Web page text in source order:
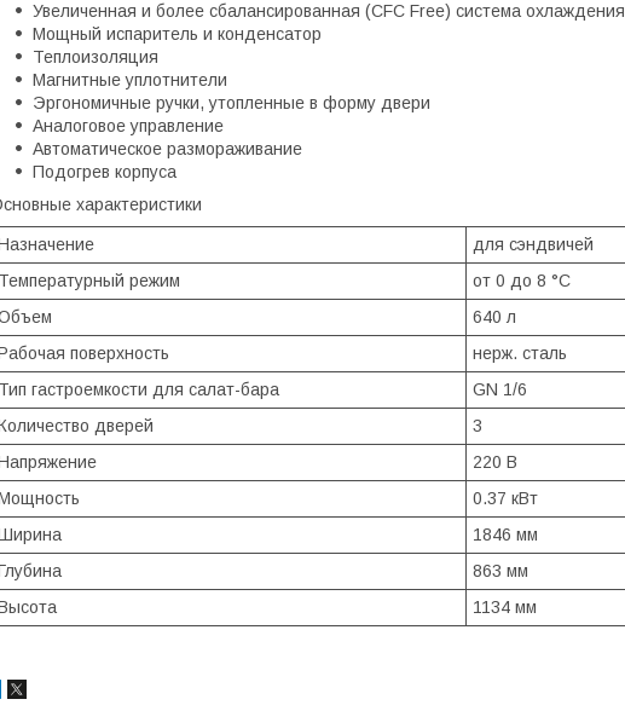
Увеличенная и более сбалансированная (CFC Free) система охлаждения
Мощный испаритель и конденсатор
Теплоизоляция
Магнитные уплотнители
Эргономичные ручки, утопленные в форму двери
Аналоговое управление
Автоматическое размораживание
Подогрев корпуса
характеристики
для сэндвичей
режим
от 0 до 8 °С
640 л
поверхность
нерж. сталь
гастроемкости для салат-бара
GN 1/6
дверей
3
220 В
0.37 кВт
1846 мм
863 мм
1134 мм